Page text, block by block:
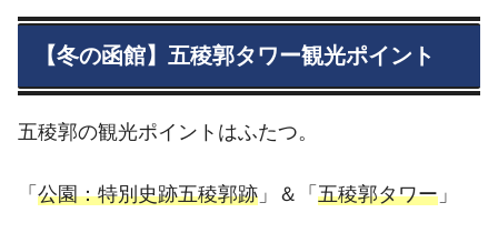
【冬の函館】五稜郭タワー観光ポイント
五稜郭の観光ポイントはふたつ。
「 公園：特別史跡五稜郭跡 」＆「 五稜郭タワー 」